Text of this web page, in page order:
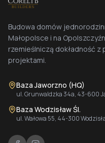
Budowa domów
Małopolsce i na
rzemieślniczą dokładność
projektami.
Baza Jaworzno (HQ)
ul. Grunwaldzka 34a, 43-600
Baza Wodzisław Śl.
ul. Wałowa 55, 44-300